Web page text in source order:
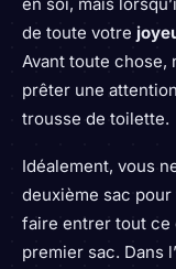
en soi, mais
de toute votre
Avant toute chose,
prêter une
trousse de toilette.
Idéalement, vous
deuxième sac
faire entrer tout ce
premier sac. Dans